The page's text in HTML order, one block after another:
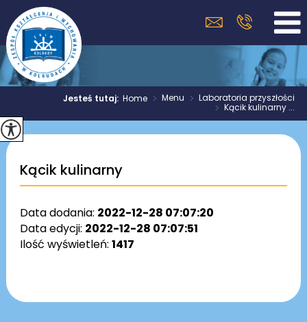
Jesteś tutaj:Home > Menu > Laboratoria przyszłości
> Kącik kulinarny ...
Kącik kulinarny
Data dodania: 2022-12-28 07:07:20
Data edycji: 2022-12-28 07:07:51
Ilość wyświetleń: 1417